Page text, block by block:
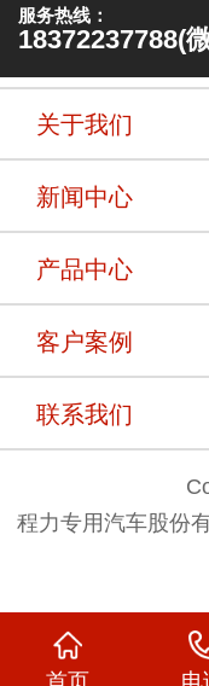
服务热线：
18372237788(
关于我们
新闻中心
产品中心
客户案例
联系我们
程力专用汽车股份
首页 电